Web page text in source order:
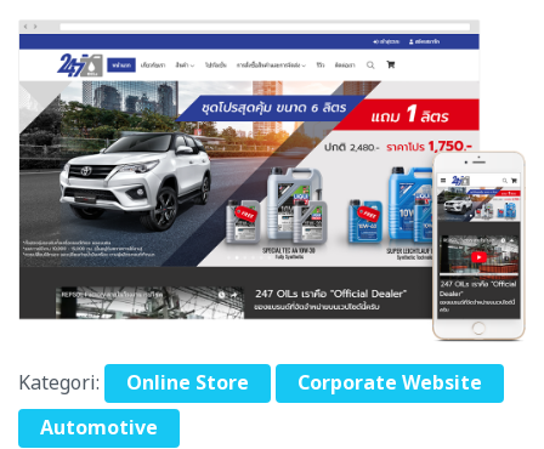
Kategori: Online Store
Corporate Website
Automotive